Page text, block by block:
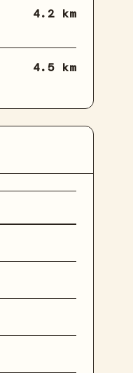
4.2 km
4.5 km